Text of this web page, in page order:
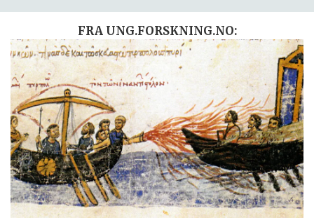
FRA UNG.FORSKNING.NO: